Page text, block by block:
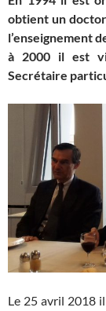
obtient un
l’enseignement
à 2000 il est
Secrétaire
Le 25 avril 2018